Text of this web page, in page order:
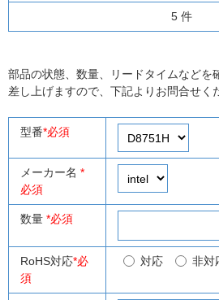
5 件
部品の状態、数量、リードタイムなどを
差し上げますので、下記よりお問合せく
型番*必須
メーカー名 *
必須
数量 *必須
RoHS対応*必
須
対応 非対